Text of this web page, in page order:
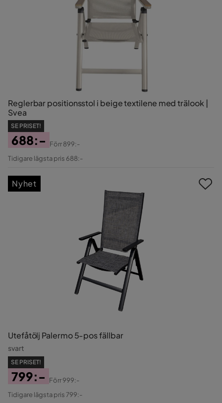
Reglerbar positionsstol i beige textilene med trälook |
Svea
SE PRISET!
Pris
688:-
Original
Förr899:-
Tidigare lägsta pris 688:-
Utefåtölj Palermo 5-pos fällbar
svart
SE PRISET!
Pris
799:-
Original
Förr999:-
Tidigare lägsta pris 799:-
Nyhet